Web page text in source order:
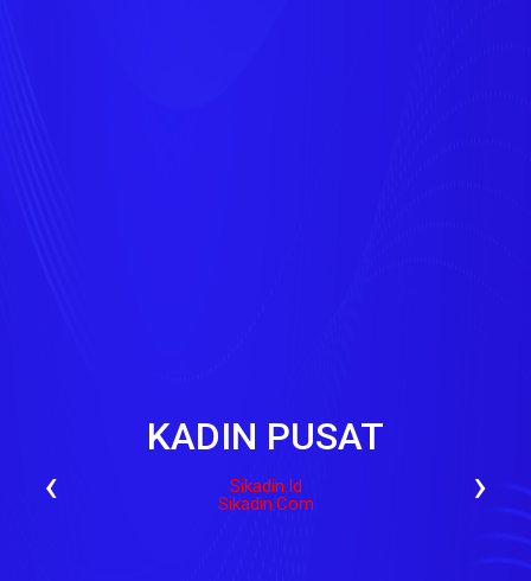
KADIN PUSAT
Sikadin.id
Sikadin.com
‹ ›